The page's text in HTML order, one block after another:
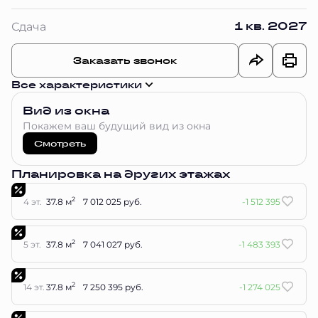
Сдача 1 кв. 2027
Заказать звонок
Все характеристики
Вид из окна
Покажем ваш будущий вид из окна
Смотреть
Планировка на других этажах
4 эт. 37.8 м2 7 012 025 руб. -1 512 395
5 эт. 37.8 м2 7 041 027 руб. -1 483 393
14 эт. 37.8 м2 7 250 395 руб. -1 274 025